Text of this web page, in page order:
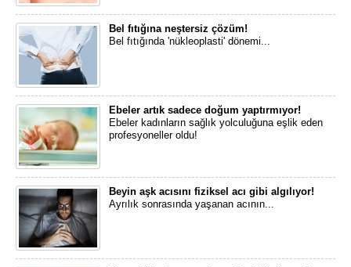
Bel fıtığına neştersiz çözüm!
Bel fıtığında 'nükleoplasti' dönemi...
Ebeler artık sadece doğum yaptırmıyor!
Ebeler kadınların sağlık yolculuğuna eşlik eden
profesyoneller oldu!
Beyin aşk acısını fiziksel acı gibi algılıyor!
Ayrılık sonrasında yaşanan acının...